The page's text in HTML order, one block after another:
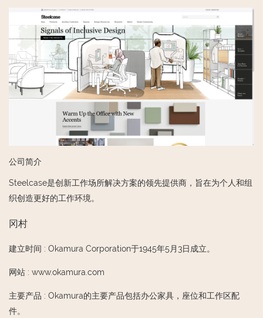
公司简介
Steelcase是创新工作场所解决方案的领先提供商，旨在为个人和组
织创造更好的工作环境。
冈村
建立时间 : Okamura Corporation于1945年5月3日成立。
网站 : www.okamura.com
主要产品 : Okamura的主要产品包括办公家具，座位和工作区配
件。